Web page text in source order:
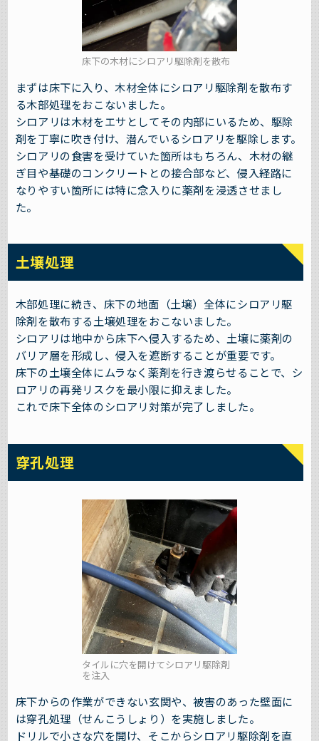
床下の木材にシロアリ駆除剤を散布
まずは床下に入り、木材全体にシロアリ駆除剤を散布す
る木部処理をおこないました。
シロアリは木材をエサとしてその内部にいるため、駆除
剤を丁寧に吹き付け、潜んでいるシロアリを駆除します。
シロアリの食害を受けていた箇所はもちろん、木材の継
ぎ目や基礎のコンクリートとの接合部など、侵入経路に
なりやすい箇所には特に念入りに薬剤を浸透させまし
た。
土壌処理
木部処理に続き、床下の地面（土壌）全体にシロアリ駆
除剤を散布する土壌処理をおこないました。
シロアリは地中から床下へ侵入するため、土壌に薬剤の
バリア層を形成し、侵入を遮断することが重要です。
床下の土壌全体にムラなく薬剤を行き渡らせることで、シ
ロアリの再発リスクを最小限に抑えました。
これで床下全体のシロアリ対策が完了しました。
穿孔処理
タイルに穴を開けてシロアリ駆除剤
を注入
床下からの作業ができない玄関や、被害のあった壁面に
は穿孔処理（せんこうしょり）を実施しました。
ドリルで小さな穴を開け、そこからシロアリ駆除剤を直